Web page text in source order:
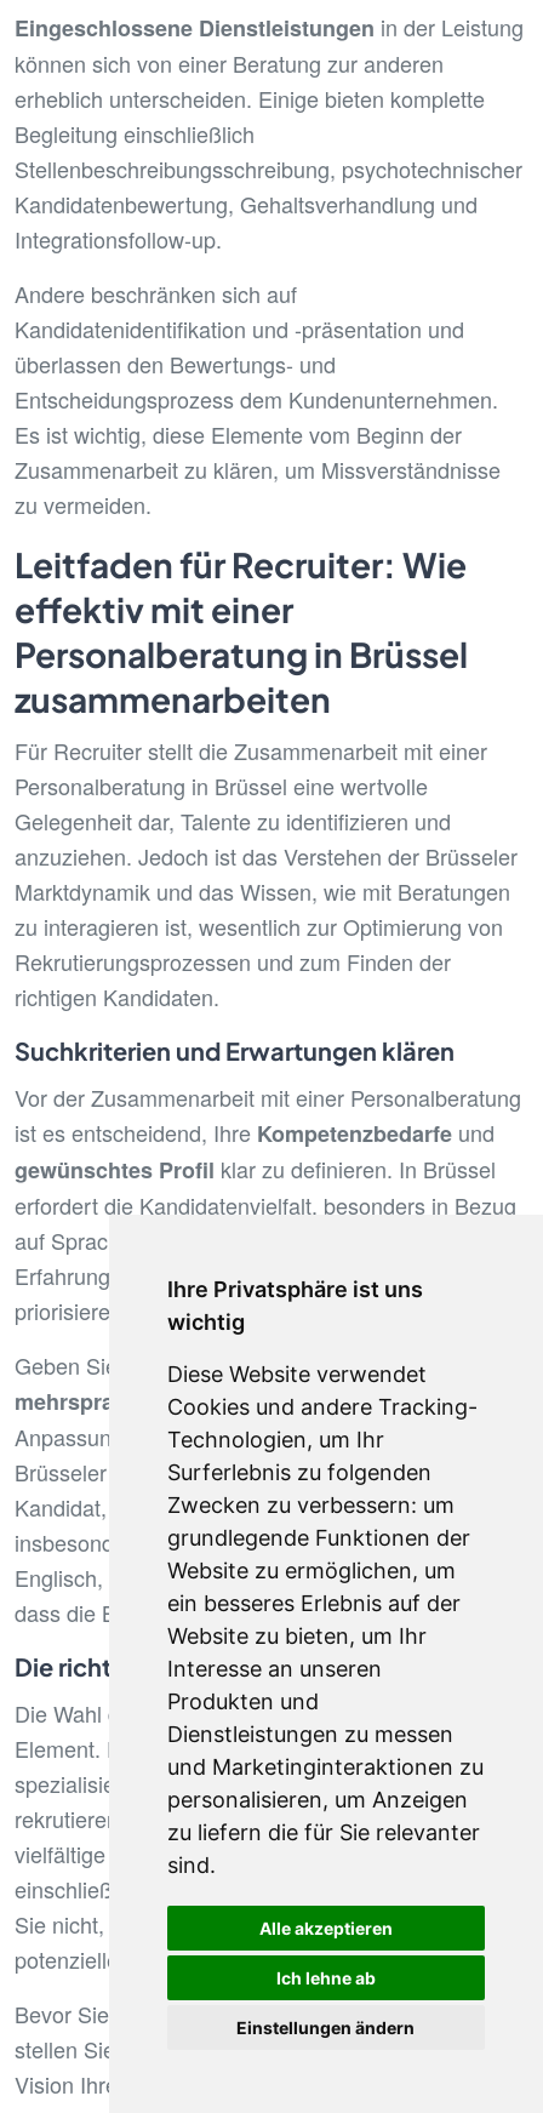
Ihre Privatsphäre ist uns
wichtig
Diese Website verwendet
Cookies und andere Tracking-
Technologien, um Ihr
Surferlebnis zu folgenden
Zwecken zu verbessern: um
grundlegende Funktionen der
Website zu ermöglichen, um
ein besseres Erlebnis auf der
Website zu bieten, um Ihr
Interesse an unseren
Produkten und
Dienstleistungen zu messen
und Marketinginteraktionen zu
personalisieren, um Anzeigen
zu liefern die für Sie relevanter
sind.
Alle akzeptieren
Ich lehne ab
Einstellungen ändern
Eingeschlossene Dienstleistungen in der Leistung
können sich von einer Beratung zur anderen
erheblich unterscheiden. Einige bieten komplette
Begleitung einschließlich
Stellenbeschreibungsschreibung, psychotechnischer
Kandidatenbewertung, Gehaltsverhandlung und
Integrationsfollow-up.
Andere beschränken sich auf
Kandidatenidentifikation und -präsentation und
überlassen den Bewertungs- und
Entscheidungsprozess dem Kundenunternehmen.
Es ist wichtig, diese Elemente vom Beginn der
Zusammenarbeit zu klären, um Missverständnisse
zu vermeiden.
Leitfaden für Recruiter: Wie
effektiv mit einer
Personalberatung in Brüssel
zusammenarbeiten
Für Recruiter stellt die Zusammenarbeit mit einer
Personalberatung in Brüssel eine wertvolle
Gelegenheit dar, Talente zu identifizieren und
anzuziehen. Jedoch ist das Verstehen der Brüsseler
Marktdynamik und das Wissen, wie mit Beratungen
zu interagieren ist, wesentlich zur Optimierung von
Rekrutierungsprozessen und zum Finden der
richtigen Kandidaten.
Suchkriterien und Erwartungen klären
Vor der Zusammenarbeit mit einer Personalberatung
ist es entscheidend, Ihre Kompetenzbedarfe und
gewünschtes Profil klar zu definieren. In Brüssel
erfordert die Kandidatenvielfalt, besonders in Bezug
auf Sprachkompetenzen und internationale
Erfahrung, gute Kommunikation über zu
priorisierende spezifische Kriterien.
Geben Sie klar Ihre Erwartungen bezüglich
mehrsprachiger Kompetenzenund kultureller
Anpassungsfähigkeit der Kandidaten an. Da der
Brüsseler Markt kosmopolitisch ist, wird ein
Kandidat, der mehrere Sprachen beherrscht,
insbesondere Französisch, Niederländisch und
Englisch, ein großer Vorteil sein. Stellen Sie sicher,
dass die Beratung diese Prioritäten gut versteht.
Die richtige Personalberatung auswählen
Die Wahl der Personalberatung ist ein bestimmendes
Element. Es ist wesentlich, eine auf den Sektor
spezialisierte Beratung auszuwählen, für den Sie
rekrutieren. In Brüssel haben viele Beratungen
vielfältige Expertise, von Finanzen bis Technologie,
einschließlich Rechts- und Personalberufen. Zögern
Sie nicht, ihr lokales Marktwissen und ihr Netzwerk
potenzieller Kandidaten zu bewerten.
Bevor Sie einen Kooperationsvertrag unterzeichnen,
stellen Sie sicher, dass die Beratung eine klare
Vision Ihrer Erwartungen teilt, sowohl in Bezug auf